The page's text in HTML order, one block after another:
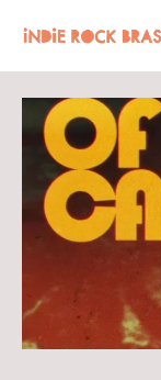
para
o
conteúdo